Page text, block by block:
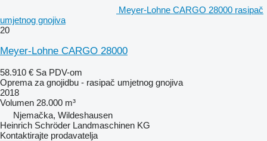
Meyer-Lohne CARGO 28000 rasipač
umjetnog gnojiva
20
Meyer-Lohne CARGO 28000
58.910 € Sa PDV-om
Oprema za gnojidbu - rasipač umjetnog gnojiva
2018
Volumen 28.000 m³
Njemačka, Wildeshausen
Heinrich Schröder Landmaschinen KG
Kontaktirajte prodavatelja